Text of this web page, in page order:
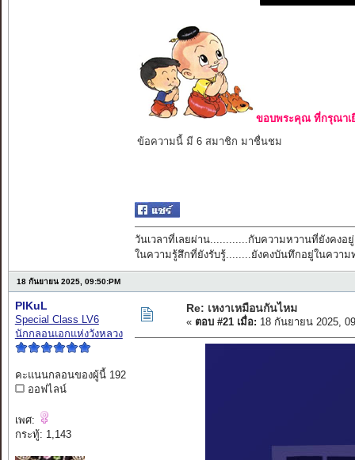
ขอบพระคุณ ที่กรุณาเ
ข้อความนี้ มี 6 สมาชิก มาชื่นชม
วันเวลาที่เลยผ่าน............กับความหวานที่ยังคงอยู่
ในความรู้สึกที่ยังรับรู้........ยังคงบันทึกอยู่ในความ
18 กันยายน 2025, 09:50:PM
PIKuL
Special Class LV6
นักกลอนเอกแห่งวังหลวง
คะแนนกลอนของผู้นี้ 192
ออฟไลน์
เพศ:
กระทู้: 1,143
Re: เหงาเหมือนกันไหม
« ตอบ #21 เมื่อ: 18 กันยายน 2025,